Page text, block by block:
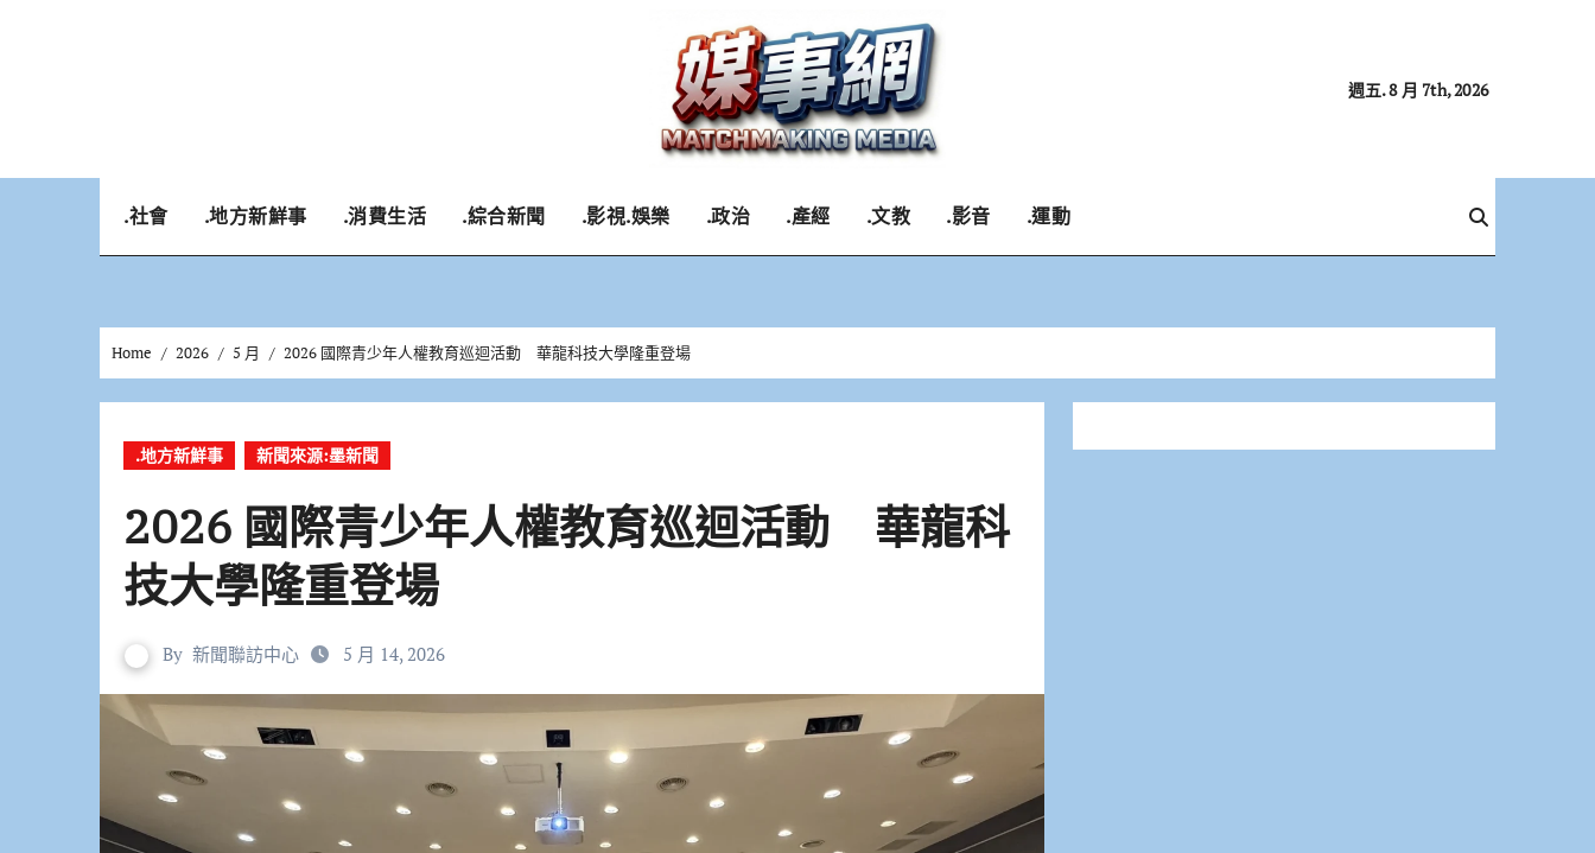
週五. 8 月 7th, 2026
.社會 .地方新鮮事 .消費生活 .綜合新聞 .影視.娛樂 .政治 .產經 .文教 .影音 .運動
Home 2026 5 月 2026 國際青少年人權教育巡迴活動 華龍科技大學隆重登場
.地方新鮮事 新聞來源:墨新聞
2026 國際青少年人權教育巡迴活動 華龍科
技大學隆重登場
By 新聞聯訪中心 5 月 14, 2026